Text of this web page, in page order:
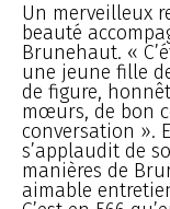
Un merveilleux
beauté
Brunehaut. «
une jeune fille
de figure,
mœurs, de bon
conversation ».
s’applaudit de
manières de
aimable